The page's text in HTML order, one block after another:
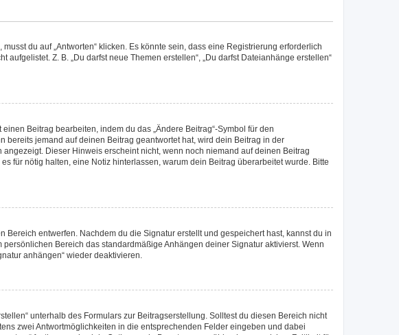
du auf „Antworten“ klicken. Es könnte sein, dass eine Registrierung erforderlich
Z. B. „Du darfst neue Themen erstellen“, „Du darfst Dateianhänge erstellen“
Beitrag bearbeiten, indem du das „Ändere Beitrag“-Symbol für den
jemand auf deinen Beitrag geantwortet hat, wird dein Beitrag in der
Dieser Hinweis erscheint nicht, wenn noch niemand auf deinen Beitrag
für nötig halten, eine Notiz hinterlassen, warum dein Beitrag überarbeitet wurde. Bitte
entwerfen. Nachdem du die Signatur erstellt und gespeichert hast, kannst du in
Bereich das standardmäßige Anhängen deiner Signatur aktivierst. Wenn
anhängen“ wieder deaktivieren.
unterhalb des Formulars zur Beitragserstellung. Solltest du diesen Bereich nicht
zwei Antwortmöglichkeiten in die entsprechenden Felder eingeben und dabei